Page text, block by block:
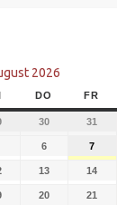
2026
DO FR
30 31
6 7
13 14
20 21